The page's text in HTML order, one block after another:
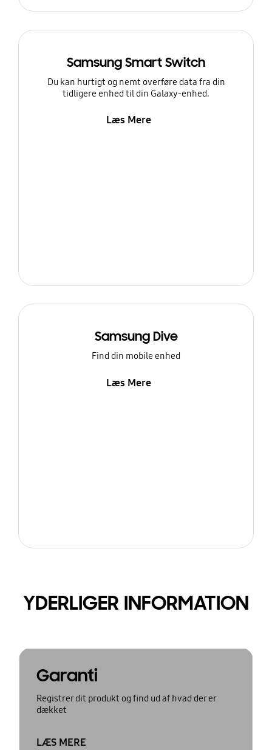
Samsung Smart Switch
Du kan hurtigt og nemt overføre data fra din
tidligere enhed til din Galaxy-enhed.
Læs Mere
Samsung Dive
Find din mobile enhed
Læs Mere
YDERLIGER INFORMATION
Garanti
Registrer dit produkt og find ud af hvad der er
dækket
LÆS MERE